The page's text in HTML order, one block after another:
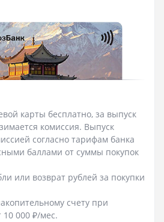
карты бесплатно, за выпуск
комиссия. Выпуск
согласно тарифам банка
баллами от суммы покупок
или возврат рублей за покупки
счету при
10 000 ₽/мес.